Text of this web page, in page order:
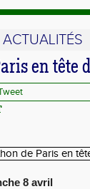
ACTUALITÉS
en tête
8 avril